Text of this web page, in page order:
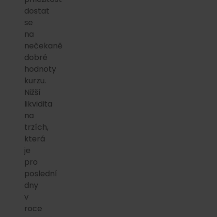
dostat
se
na
nečekaně
dobré
hodnoty
kurzu.
Nižší
likvidita
na
trzích,
která
je
pro
poslední
dny
v
roce